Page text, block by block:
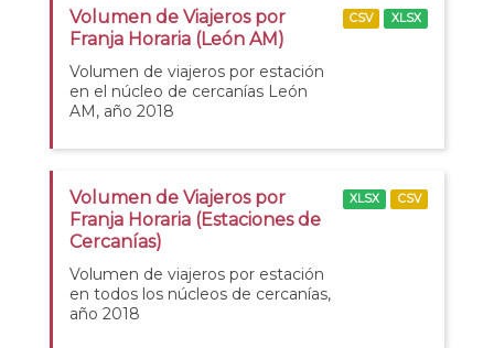
Volumen de Viajeros por
Franja Horaria (León AM)
Volumen de viajeros por estación
en el núcleo de cercanías León
AM, año 2018
CSV XLSX
Volumen de Viajeros por
Franja Horaria (Estaciones de
Cercanías)
Volumen de viajeros por estación
en todos los núcleos de cercanías,
año 2018
XLSX CSV